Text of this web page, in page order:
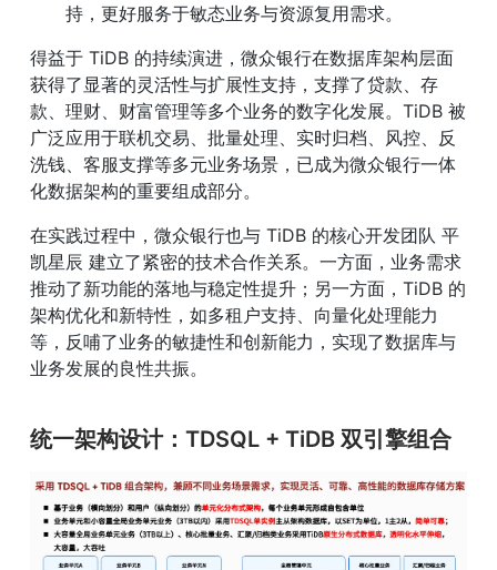
持，更好服务于敏态业务与资源复用需求。
得益于 TiDB 的持续演进，微众银行在数据库架构层面
获得了显著的灵活性与扩展性支持，支撑了贷款、存
款、理财、财富管理等多个业务的数字化发展。TiDB 被
广泛应用于联机交易、批量处理、实时归档、风控、反
洗钱、客服支撑等多元业务场景，已成为微众银行一体
化数据架构的重要组成部分。
在实践过程中，微众银行也与 TiDB 的核心开发团队 平
凯星辰 建立了紧密的技术合作关系。一方面，业务需求
推动了新功能的落地与稳定性提升；另一方面，TiDB 的
架构优化和新特性，如多租户支持、向量化处理能力
等，反哺了业务的敏捷性和创新能力，实现了数据库与
业务发展的良性共振。
统一架构设计：TDSQL + TiDB 双引擎组合